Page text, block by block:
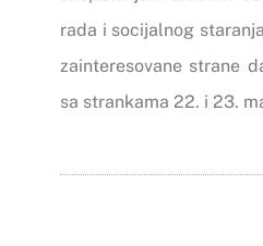
rada i socijalnog
zainteresovane strane
sa strankama 22. i 23.